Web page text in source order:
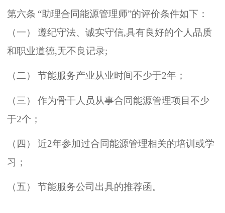
第六条 “助理合同能源管理师”的评价条件如下 ：
（一） 遵纪守法、 诚实守信,具有良好的个人品质
和职业道德,无不良记录;
（二） 节能服务产业从业时间不少于2年 ；
（三 ）
作为骨干人员从事合同能源管理项目不少
于2个 ；
（ 四 ） 近2年参加过合同能源管理相关的培训或学
习 ；
（五） 节能服务公司出具的推荐函。